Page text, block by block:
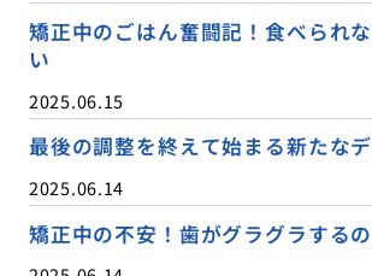
矯正中のごはん奮闘記！食べられ
い
2025.06.15
最後の調整を終えて始まる新たな
2025.06.14
矯正中の不安！歯がグラグラする